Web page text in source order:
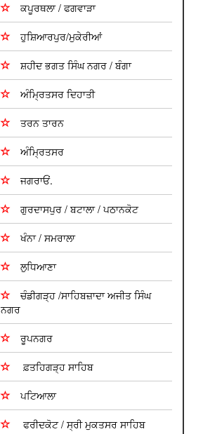
ਕਪੂਰਥਲਾ / ਫਗਵਾੜਾ
ਹੁਸ਼ਿਆਰਪੁਰ/ਮੁਕੇਰੀਆਂ
ਸ਼ਹੀਦ ਭਗਤ ਸਿੰਘ ਨਗਰ / ਬੰਗਾ
ਅੰਮ੍ਰਿਤਸਰ ਦਿਹਾਤੀ
ਤਰਨ ਤਾਰਨ
ਅੰਮ੍ਰਿਤਸਰ
ਜਗਰਾਓਂ.
ਗੁਰਦਾਸਪੁਰ / ਬਟਾਲਾ / ਪਠਾਨਕੋਟ
ਖੰਨਾ / ਸਮਰਾਲਾ
ਲੁਧਿਆਣਾ
ਚੰਡੀਗੜ੍ਹ /ਸਾਹਿਬਜ਼ਾਦਾ ਅਜੀਤ ਸਿੰਘ
ਨਗਰ
ਰੂਪਨਗਰ
ਫ਼ਤਹਿਗੜ੍ਹ ਸਾਹਿਬ
ਪਟਿਆਲਾ
ਫਰੀਦਕੋਟ / ਸ੍ਰੀ ਮੁਕਤਸਰ ਸਾਹਿਬ